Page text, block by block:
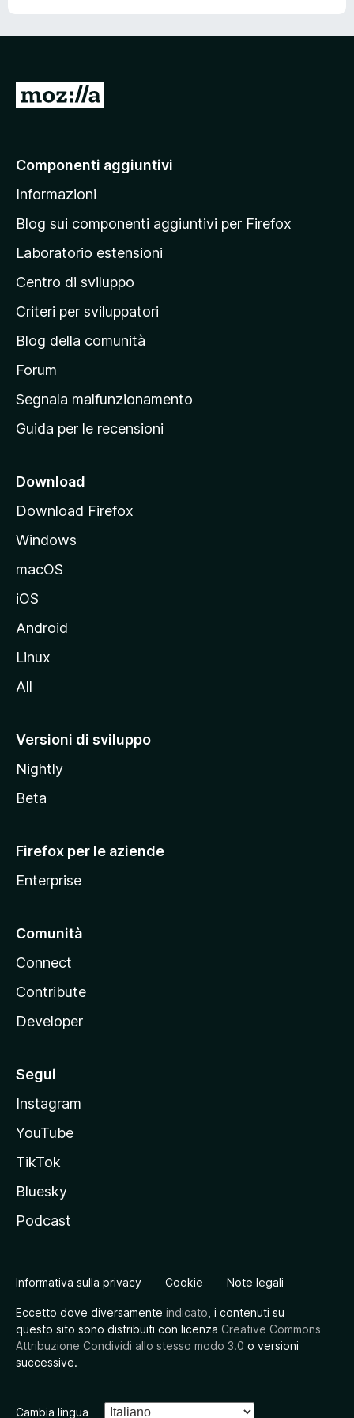
V
a
l
a
a
g
i
a
p
r
n
i
a
l
e
l
t
M
z
i
a
Componenti aggiuntivi
Informazioni
Blog sui componenti aggiuntivi per Firefox
Laboratorio estensioni
Centro di sviluppo
Criteri per sviluppatori
Blog della comunità
Forum
Segnala malfunzionamento
Guida per le recensioni
Download
Download Firefox
Windows
macOS
iOS
Android
Linux
All
Versioni di sviluppo
Nightly
Beta
Firefox per le aziende
Enterprise
Comunità
Connect
Contribute
Developer
Segui
Instagram
YouTube
TikTok
Bluesky
Podcast
Informativa sulla privacy Cookie Note legali
Eccetto dove diversamente indicato , i contenuti su
questo sito sono distribuiti con licenza Creative Commons
Attribuzione Condividi allo stesso modo 3.0 o versioni
successive.
Cambia lingua